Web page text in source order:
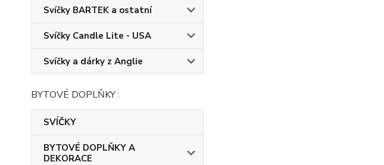
Svíčky BARTEK a ostatní
Svíčky Candle Lite - USA
Svíčky a dárky z Anglie
BYTOVÉ DOPLŇKY :
SVÍČKY
BYTOVÉ DOPLŇKY A
DEKORACE